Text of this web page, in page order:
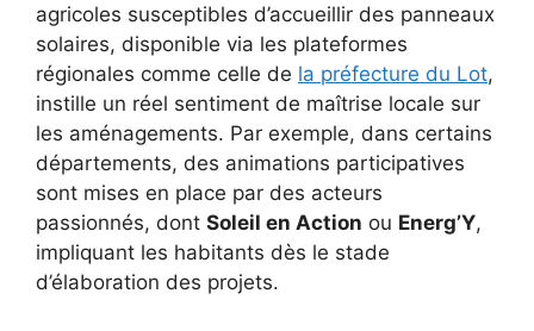
agricoles susceptibles d’accueillir des panneaux
solaires, disponible via les plateformes
régionales comme celle de la préfecture du Lot,
instille un réel sentiment de maîtrise locale sur
les aménagements. Par exemple, dans certains
départements, des animations participatives
sont mises en place par des acteurs
passionnés, dont Soleil en Action ou Energ’Y,
impliquant les habitants dès le stade
d’élaboration des projets.